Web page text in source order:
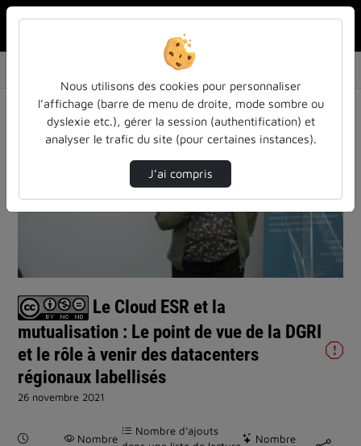
Le Cloud ESR et la mutualisation : Le point …
Lire
la
vidéo
Le Cloud ESR et la
mutualisation : Le point de vue de la DGRI
et le rôle à venir des datacenters
régionaux labellisés
26 novembre 2021
Durée :
Nombre
Nombre d’ajouts
Nombre
Nous utilisons des cookies pour personnaliser
l’affichage (barre de menu de droite, mode sombre ou
dyslexie etc.), gérer la session (authentification) et
analyser le trafic du site (pour certaines instances).
J’ai compris